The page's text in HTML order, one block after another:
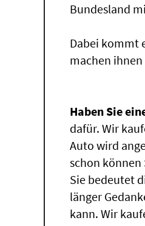
Bundesland
Dabei kommt
machen
Haben Sie
dafür. Wir
Auto wird
schon können
Sie bedeutet
länger
kann. Wir